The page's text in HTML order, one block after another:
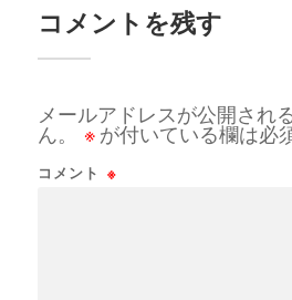
コメントを残す
メールアドレスが公開され
ん。
※ が付いている欄は必
コメント ※